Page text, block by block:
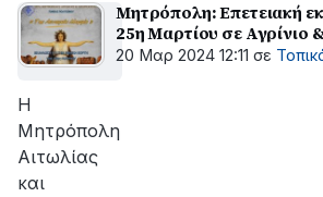
Μητρόπολη: Επετειακή
25η Μαρτίου σε Αγρίνιο
20 Μαρ 2024 12:11 σε
Η
Μητρόπολη
Αιτωλίας
και